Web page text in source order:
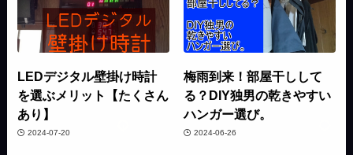
LEDデジタル壁掛け時計
を選ぶメリット【たくさん
あり】
2024-07-20
梅雨到来！部屋干しして
る？DIY独男の乾きやすい
ハンガー選び。
2024-06-26